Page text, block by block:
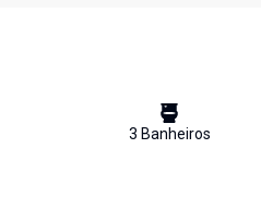
3 Banheiros